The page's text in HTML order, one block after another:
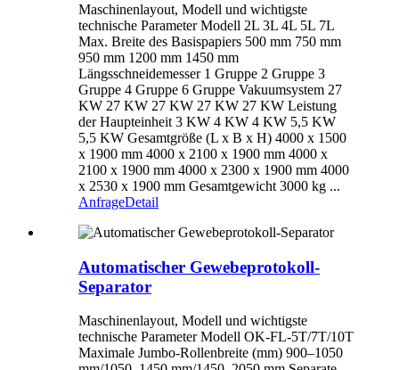
Maschinenlayout, Modell und wichtigste
technische Parameter Modell 2L 3L 4L 5L 7L
Max. Breite des Basispapiers 500 mm 750 mm
950 mm 1200 mm 1450 mm
Längsschneidemesser 1 Gruppe 2 Gruppe 3
Gruppe 4 Gruppe 6 Gruppe Vakuumsystem 27
KW 27 KW 27 KW 27 KW 27 KW Leistung
der Haupteinheit 3 ​​KW 4 KW 4 KW 5,5 KW
5,5 KW Gesamtgröße (L x B x H) 4000 x 1500
x 1900 mm 4000 x 2100 x 1900 mm 4000 x
2100 x 1900 mm 4000 x 2300 x 1900 mm 4000
x 2530 x 1900 mm Gesamtgewicht 3000 kg ...
AnfrageDetail
Automatischer Gewebeprotokoll-
Separator
Maschinenlayout, Modell und wichtigste
technische Parameter Modell OK-FL-5T/7T/10T
Maximale Jumbo-Rollenbreite (mm) 900–1050